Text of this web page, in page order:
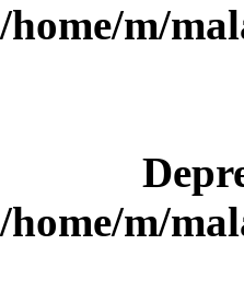
/home/m/
/home/m/